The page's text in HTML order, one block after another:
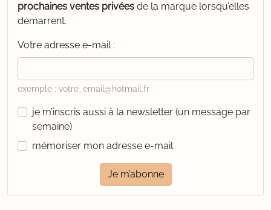
prochaines ventes privées de la marque lorsqu’elles
démarrent.
Votre adresse e-mail :
exemple : votre_email@hotmail.fr
je m’inscris aussi à la newsletter (un message par
semaine)
mémoriser mon adresse e-mail
Je m’abonne